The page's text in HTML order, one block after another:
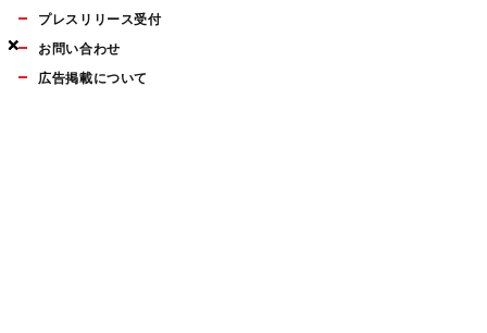
×
×
×
プレスリリース受付
お問い合わせ
広告掲載について